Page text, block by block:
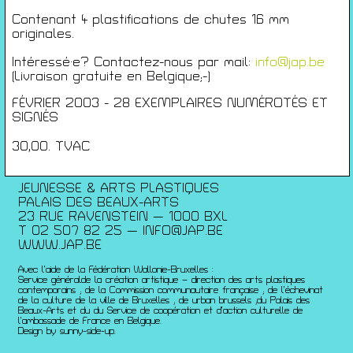
Contenant 4 plastifications de chutes 16 mm
originales.
Intéressé·e? Contactez-nous par mail: info@jap.be
(Livraison gratuite en Belgique;-)
FÉVRIER 2003 - 28 EXEMPLAIRES NUMÉROTÉS ET
SIGNÉS
30,00. TVAC
Films
Rencontres
Architecture + Film
Expositions
Artists Print
Voyages
Saisons Précédentes
JEUNESSE & ARTS PLASTIQUES
PALAIS DES BEAUX-ARTS
23 RUE RAVENSTEIN — 1000 BXL
T 02 507 82 25 —
INFO@JAP.BE
WWW.JAP.BE
Avec l’aide de la Fédération Wallonie-Bruxelles :
Service généralde la création artistique – direction des arts plastiques
contemporains ; de la Commission communautaire française ; de l’échevinat
de la culture de la ville de Bruxelles ; de urban brussels ;du Palais des
Beaux-Arts et du du Service de coopération et d’action culturelle de
l’ambassade de France en Belgique.
Design by sunny-side-up.